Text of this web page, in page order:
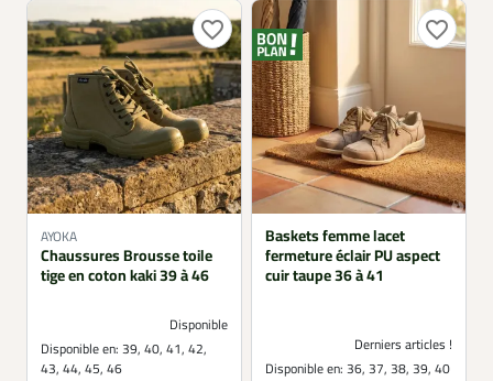
favorite_border
AYOKA
Chaussures Brousse toile
tige en coton kaki 39 à 46
Disponible
Disponible en: 39, 40, 41, 42,
43, 44, 45, 46
favorite_border
Baskets femme lacet
fermeture éclair PU aspect
cuir taupe 36 à 41
Derniers articles !
Disponible en: 36, 37, 38, 39, 40